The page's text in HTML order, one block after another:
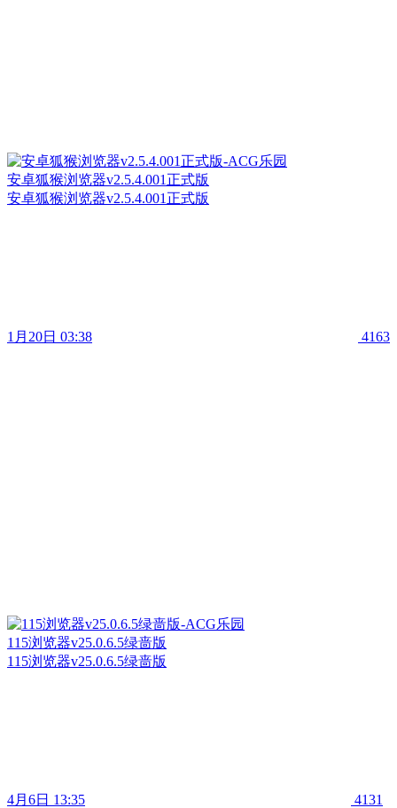
安卓狐猴浏览器v2.5.4.001正式版
安卓狐猴浏览器v2.5.4.001正式版
1月20日 03:38 4163
115浏览器v25.0.6.5绿啬版
115浏览器v25.0.6.5绿啬版
4月6日 13:35 4131